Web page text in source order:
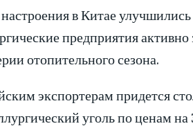
в Китае
предприятия активно
отопительного сезона.
экспортерам придется
уголь по ценам